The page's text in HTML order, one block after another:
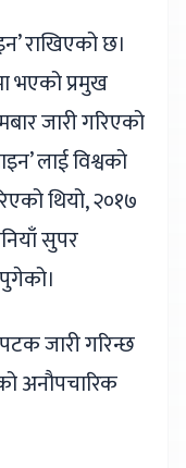
राखिएको छ।
भएको प्रमुख
जारी गरिएको
लाई विश्वको
थियो, २०१७
सुपर
जारी गरिन्छ
अनौपचारिक